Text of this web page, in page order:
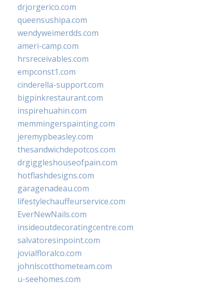
drjorgerico.com
queensushipa.com
wendyweimerdds.com
ameri-camp.com
hrsreceivables.com
empconst1.com
cinderella-support.com
bigpinkrestaurant.com
inspirehuahin.com
memmingerspainting.com
jeremypbeasley.com
thesandwichdepotcos.com
drgiggleshouseofpain.com
hotflashdesigns.com
garagenadeau.com
lifestylechauffeurservice.com
EverNewNails.com
insideoutdecoratingcentre.com
salvatoresinpoint.com
jovialfloralco.com
johnlscotthometeam.com
u-seehomes.com